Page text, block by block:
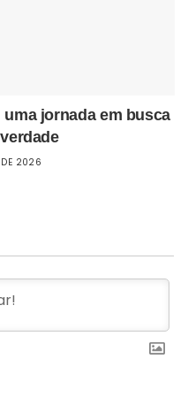
jornada em busca
DE 2026